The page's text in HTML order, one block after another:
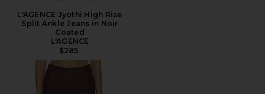
L'AGENCE Jyothi High Rise
Split Ankle Jeans in Noir
Coated
L'AGENCE
$285